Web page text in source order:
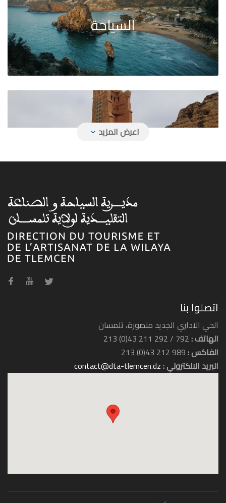
السياحة
المعالم السياحية والأثرية
الصناعة التقليدية بتلمسان
الثقافة
اتصلوا بنا
الحي الاداري الجديد منصورة، تلمسان
الهاتف :792 / 292 211 43(0) 213
الفاكس :989 212 43(0) 213
البريد الالكتروني :contact@dta-tlemcen.dz